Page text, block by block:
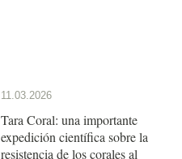
11.03.2026
Tara Coral: una importante
expedición científica sobre la
resistencia de los corales al